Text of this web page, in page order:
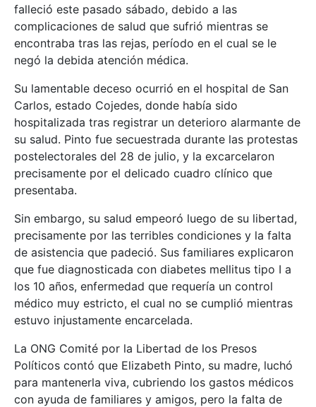
falleció este pasado sábado, debido a las
complicaciones de salud que sufrió mientras se
encontraba tras las rejas, período en el cual se le
negó la debida atención médica.
Su lamentable deceso ocurrió en el hospital de San
Carlos, estado Cojedes, donde había sido
hospitalizada tras registrar un deterioro alarmante de
su salud. Pinto fue secuestrada durante las protestas
postelectorales del 28 de julio, y la excarcelaron
precisamente por el delicado cuadro clínico que
presentaba.
Sin embargo, su salud empeoró luego de su libertad,
precisamente por las terribles condiciones y la falta
de asistencia que padeció. Sus familiares explicaron
que fue diagnosticada con diabetes mellitus tipo I a
los 10 años, enfermedad que requería un control
médico muy estricto, el cual no se cumplió mientras
estuvo injustamente encarcelada.
La ONG Comité por la Libertad de los Presos
Políticos contó que Elizabeth Pinto, su madre, luchó
para mantenerla viva, cubriendo los gastos médicos
con ayuda de familiares y amigos, pero la falta de